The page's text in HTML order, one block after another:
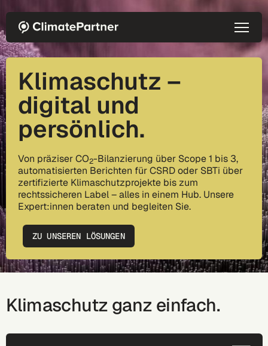
Klimaschutz –
digital und
persönlich.
Von präziser CO2-Bilanzierung über Scope 1 bis 3,
automatisierten Berichten für CSRD oder SBTi über
zertifizierte Klimaschutzprojekte bis zum
rechtssicheren Label – alles in einem Hub. Unsere
Expert:innen beraten und begleiten Sie.
ZU UNSEREN LÖSUNGEN
Klimaschutz ganz einfach.